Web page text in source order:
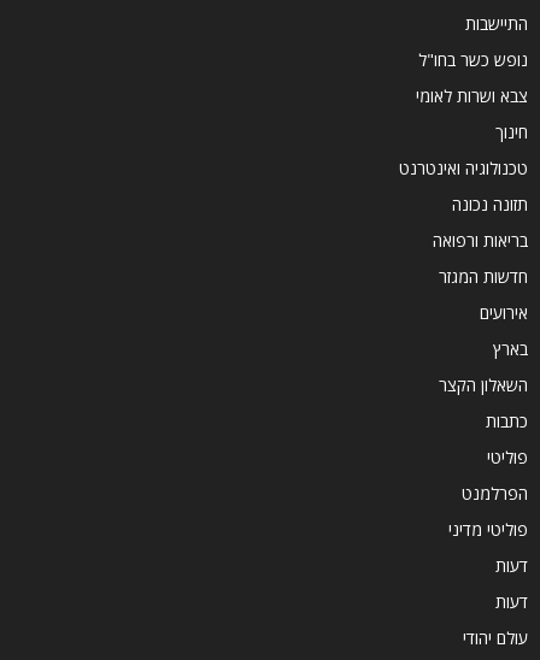
התיישבות
נופש כשר בחו"ל
צבא ושרות לאומי
חינוך
טכנולוגיה ואינטרנט
תזונה נכונה
בריאות ורפואה
חדשות המגזר
אירועים
בארץ
השאלון הקצר
כתבות
פוליטי
הפרלמנט
פוליטי מדיני
דעות
דעות
עולם יהודי